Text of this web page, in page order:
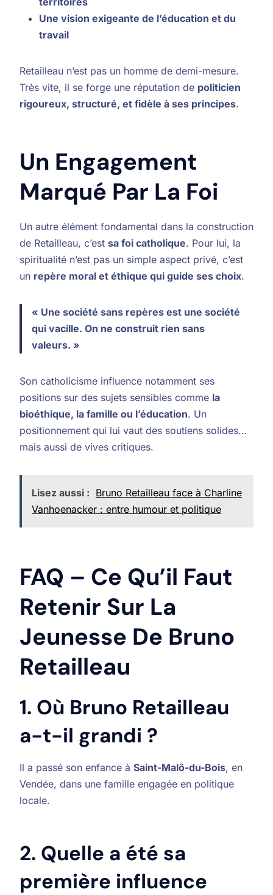
Une vision exigeante de l’éducation et du
travail
Retailleau n’est pas un homme de demi-mesure.
Très vite, il se forge une réputation de politicien
rigoureux, structuré, et fidèle à ses principes.
Un Engagement
Marqué Par La Foi
Un autre élément fondamental dans la construction
de Retailleau, c’est sa foi catholique. Pour lui, la
spiritualité n’est pas un simple aspect privé, c’est
un repère moral et éthique qui guide ses choix.
« Une société sans repères est une société
qui vacille. On ne construit rien sans
valeurs. »
Son catholicisme influence notamment ses
positions sur des sujets sensibles comme la
bioéthique, la famille ou l’éducation. Un
positionnement qui lui vaut des soutiens solides…
mais aussi de vives critiques.
Lisez aussi : Bruno Retailleau face à Charline
Vanhoenacker : entre humour et politique
FAQ – Ce Qu’il Faut
Retenir Sur La
Jeunesse De Bruno
Retailleau
1. Où Bruno Retailleau
a-t-il grandi ?
Il a passé son enfance à Saint-Malô-du-Bois, en
Vendée, dans une famille engagée en politique
locale.
2. Quelle a été sa
première influence